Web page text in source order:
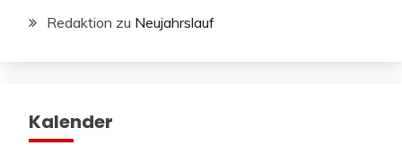
Redaktion zu Neujahrslauf
Kalender